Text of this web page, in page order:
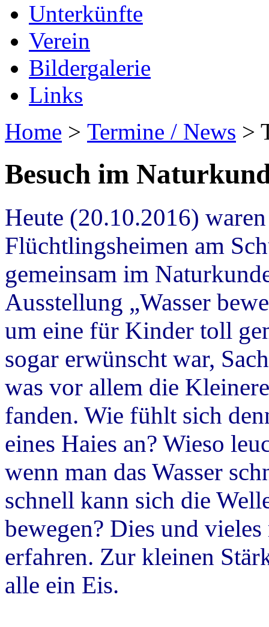
Unterkünfte
Verein
Bildergalerie
Links
Home > Termine / News >
Besuch im
Heute (20.10.2016)
Flüchtlingsheimen am
gemeinsam im
Ausstellung „Wasser
um eine für Kinder toll
sogar erwünscht war,
was vor allem die
fanden. Wie fühlt sich
eines Haies an? Wieso
wenn man das Wasser
schnell kann sich die
bewegen? Dies und
erfahren. Zur kleinen
alle ein Eis.